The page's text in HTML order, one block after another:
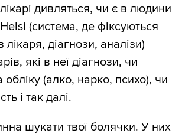
дивляться, чи є в людини
(система, де фіксуються
лікаря, діагнози, аналізи)
які в неї діагнози, чи
(алко, нарко, психо), чи
і так далі.
шукати твої болячки. У них